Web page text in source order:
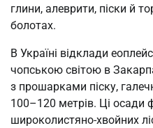
глини, алеврити, піски й
болотах.
В Україні відклади
чопською світою в
з прошарками піску,
100–120 метрів. Ці осади
широколистяно-хвойних